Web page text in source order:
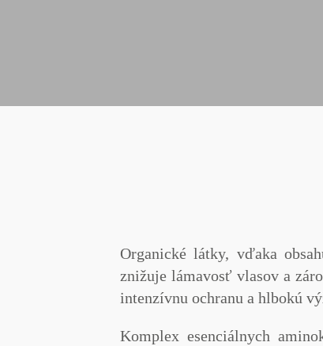
Organické látky, vďaka
znižuje lámavosť vlasov a
intenzívnu ochranu a hlbokú
Komplex esenciálnych